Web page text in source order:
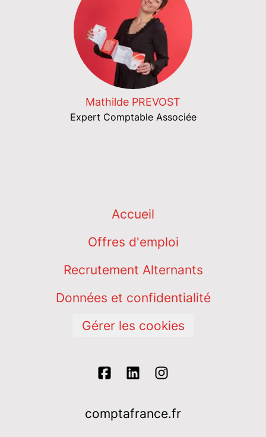
Mathilde PREVOST
Expert Comptable Associée
Accueil
Offres d'emploi
Recrutement Alternants
Données et confidentialité
Gérer les cookies
comptafrance.fr